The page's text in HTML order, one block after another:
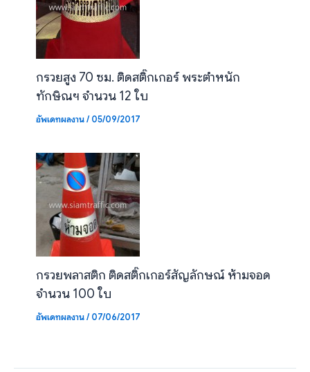
กรวยสูง 70 ซม. ติดสติ๊กเกอร์ พระตำหนัก
ทักษิณฯ จำนวน 12 ใบ
อัพเดทผลงาน/05/09/2017
กรวยพลาสติก ติดสติ๊กเกอร์สัญลักษณ์ ห้ามจอด
จำนวน 100 ใบ
อัพเดทผลงาน/07/06/2017